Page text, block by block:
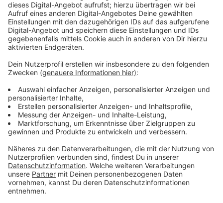
erlaubt, können weitere Interessierte teilnehmen“,
informiert Sophia Gorschlüter. Dies ist im Vorfeld mit
ihr abzustimmen. Mail an:
sophia.gorschlueter@coesfeld.de.
und richtet sich insbesondere an die
Grundstücksinteressenten, die dort zukünftig bauen
möchten. Vorgestellt werden die Planungsstruktur
sowie die textlichen und gestalterischen
Baugebiet geplant und zulässig ist (z.B. Bebauung,
Bepflanzung). Wichtig: „Über die Vergabe der
Grundstücke und die Konditionen wird erst zu einem
späteren Zeitpunkt informiert. Wir informieren lediglich